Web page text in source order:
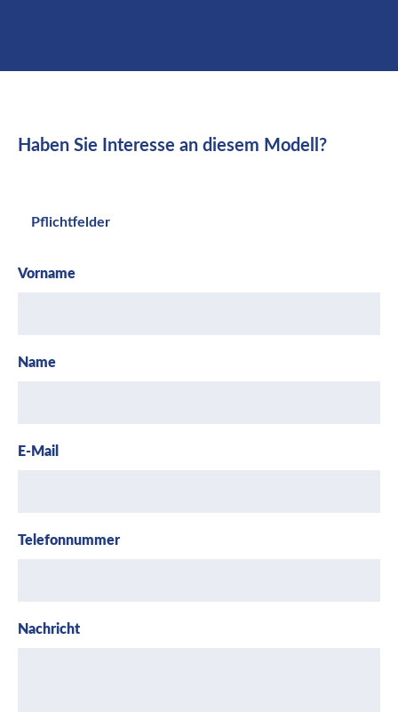
Haben Sie Interesse an diesem Modell?
Pflichtfelder
Vorname
Name
E-Mail
Telefonnummer
Nachricht